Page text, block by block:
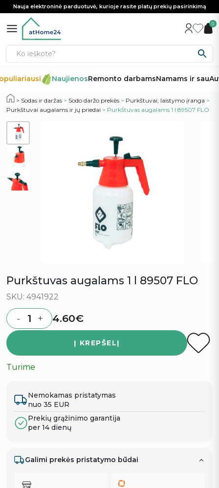
Nauja elektroninė parduotuvė, kurioje rasite platų prekių pasirinkimą
0
NaujienosRemonto darbamsNamams ir sau
Sodas ir daržas > Sodo daržo prekės > Purkštuvai, laistymo įranga >
Purkštuvai augalams ir jų priedai > Purkštuvas augalams 1 l 89507 FLO
Purkštuvas augalams 1 l 89507 FLO
SKU: 4941922
Quantity
- + 4.60€
Į KREPŠELĮ
Turime
Nemokamas pristatymas
nuo 35 EUR
Prekių grąžinimo garantija
per 14 dienų
Galimi prekės pristatymo būdai